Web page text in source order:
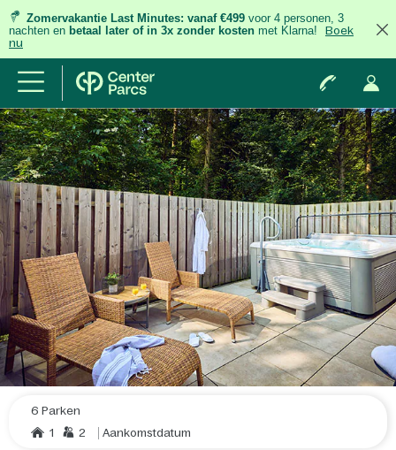
Zomervakantie Last Minutes: vanaf €499 voor 4 personen, 3
nachten en betaal later of in 3x zonder kosten met Klarna!
Boek
nu
6 Parken
1
2 Aankomstdatum